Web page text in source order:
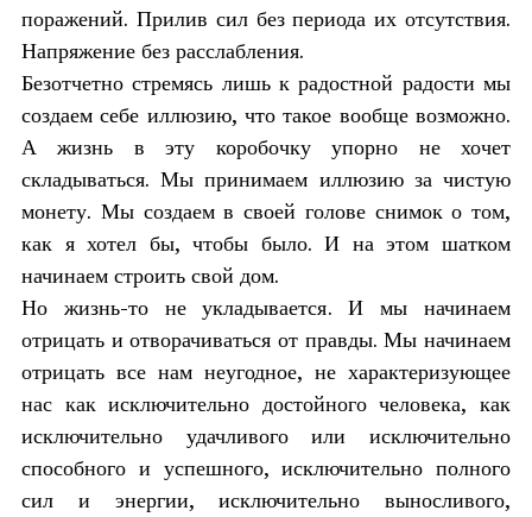
поражений. Прилив сил без периода их отсутствия.
Напряжение без расслабления.
Безотчетно стремясь лишь к радостной радости мы
создаем себе иллюзию, что такое вообще возможно.
А жизнь в эту коробочку упорно не хочет
складываться. Мы принимаем иллюзию за чистую
монету. Мы создаем в своей голове снимок о том,
как я хотел бы, чтобы было. И на этом шатком
начинаем строить свой дом.
Но жизнь-то не укладывается. И мы начинаем
отрицать и отворачиваться от правды. Мы начинаем
отрицать все нам неугодное, не характеризующее
нас как исключительно достойного человека, как
исключительно удачливого или исключительно
способного и успешного, исключительно полного
сил и энергии, исключительно выносливого,